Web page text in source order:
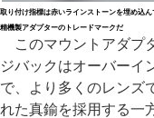
取り付け指標は赤いラインストーンを埋め込
精機製アダプターのトレードマークだ
このマウントアダプ
ジバックはオーバーイ
で、より多くのレンズ
れた真鍮を採用する一